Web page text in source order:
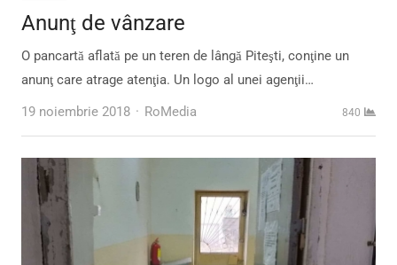
Anunţ de vânzare
O pancartă aflată pe un teren de lângă Piteşti, conţine un
anunţ care atrage atenţia. Un logo al unei agenţii…
19 noiembrie 2018
Author
RoMedia 840